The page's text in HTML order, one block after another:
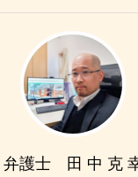
弁護士 田 中 克